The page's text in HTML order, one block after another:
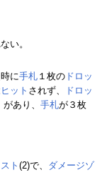
い。
に手札 １枚の ドロッ
ヒット されず、
ドロッ
があり、 手札が３枚
ト(2)で、 ダメージゾ